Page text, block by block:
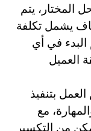
المختار، يتم
يشمل تكلفة
البدء في أي
العميل
بتنفيذ
مع
من التكسير